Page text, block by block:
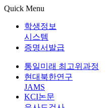
Quick Menu
학생정보
시스템
증명서발급
통일미래 최고위과정
현대북한연구
JAMS
KCI논문